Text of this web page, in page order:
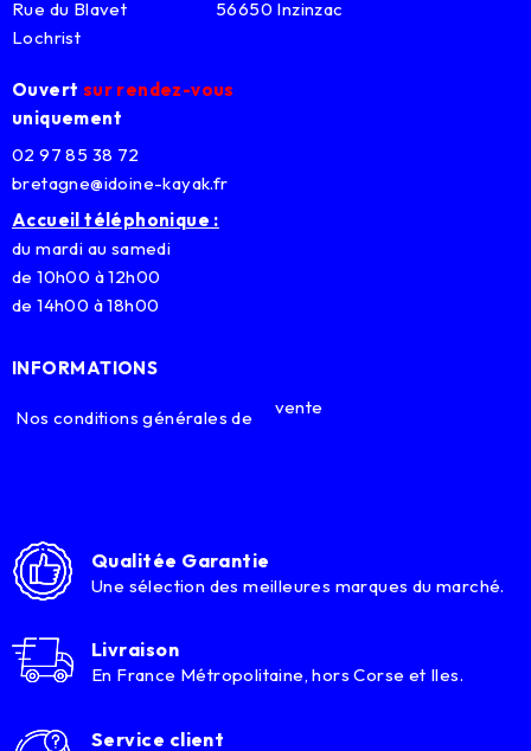
Rue du Blavet 56650 Inzinzac
Lochrist
Ouvert sur rendez-vous
uniquement
02 97 85 38 72
bretagne@idoine-kayak.fr
Accueil téléphonique :
du mardi au samedi
de 10h00 à 12h00
de 14h00 à 18h00
INFORMATIONS
Nos conditions générales de vente
Qualitée Garantie
Une sélection des meilleures marques du marché.
Livraison
En France Métropolitaine, hors Corse et Iles.
Service client